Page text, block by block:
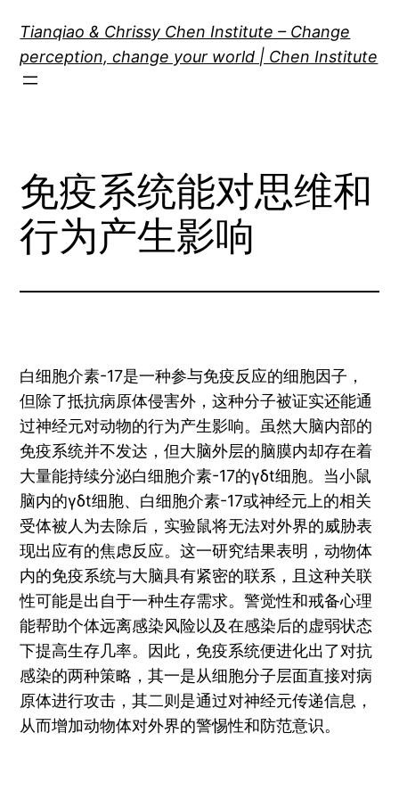
content
Tianqiao & Chrissy Chen Institute – Change
perception, change your world | Chen Institute
免疫系统能对思维和
行为产生影响
白细胞介素-17是一种参与免疫反应的细胞因子，
但除了抵抗病原体侵害外，这种分子被证实还能通
过神经元对动物的行为产生影响。虽然大脑内部的
免疫系统并不发达，但大脑外层的脑膜内却存在着
大量能持续分泌白细胞介素-17的γδt细胞。当小鼠
脑内的γδt细胞、白细胞介素-17或神经元上的相关
受体被人为去除后，实验鼠将无法对外界的威胁表
现出应有的焦虑反应。这一研究结果表明，动物体
内的免疫系统与大脑具有紧密的联系，且这种关联
性可能是出自于一种生存需求。警觉性和戒备心理
能帮助个体远离感染风险以及在感染后的虚弱状态
下提高生存几率。因此，免疫系统便进化出了对抗
感染的两种策略，其一是从细胞分子层面直接对病
原体进行攻击，其二则是通过对神经元传递信息，
从而增加动物体对外界的警惕性和防范意识。